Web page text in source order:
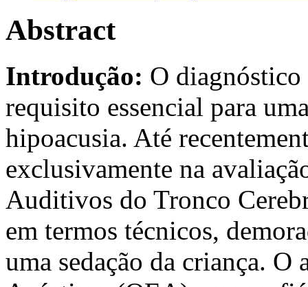
Abstract
Introdução: O
requisito essencial para
hipoacusia. Até
exclusivamente na
Auditivos do Tronco
em termos técnicos,
uma sedação da criança. O